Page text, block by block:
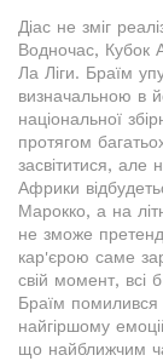
Діас не зміг
Водночас, Кубок
Ла Ліги. Браїм
визначальною в
національної
протягом
засвітитися, але
Африки
Марокко, а на
не зможе
кар'єрою саме
свій момент, всі
Браїм
найгіршому
що найближчим